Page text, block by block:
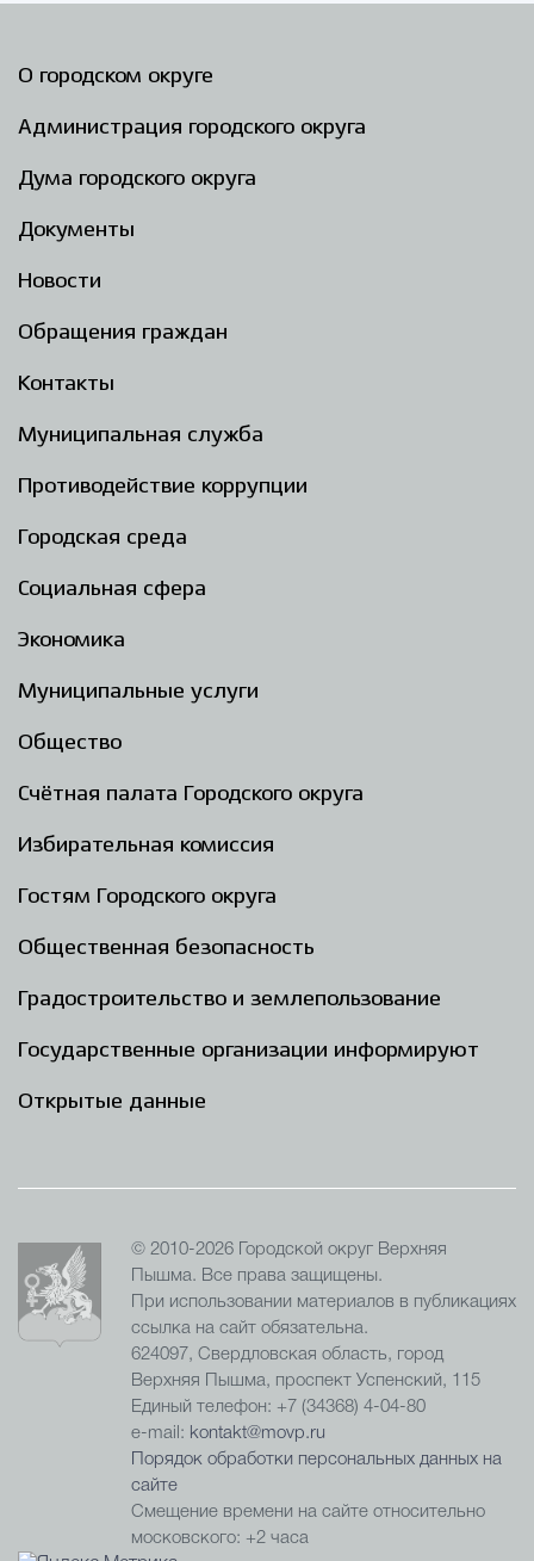
О городском округе
Администрация городского округа
Дума городского округа
Документы
Новости
Обращения граждан
Контакты
Муниципальная служба
Противодействие коррупции
Городская среда
Социальная сфера
Экономика
Муниципальные услуги
Общество
Счётная палата Городского округа
Избирательная комиссия
Гостям Городского округа
Общественная безопасность
Градостроительство и землепользование
Государственные организации информируют
Открытые данные
© 2010-2026 Городской округ Верхняя
Пышма. Все права защищены.
При использовании материалов в публикациях
ссылка на сайт обязательна.
624097, Свердловская область, город
Верхняя Пышма, проспект Успенский, 115
Единый телефон: +7 (34368) 4-04-80
e-mail: kontakt@movp.ru
Порядок обработки персональных данных на
сайте
Смещение времени на сайте относительно
московского: +2 часа